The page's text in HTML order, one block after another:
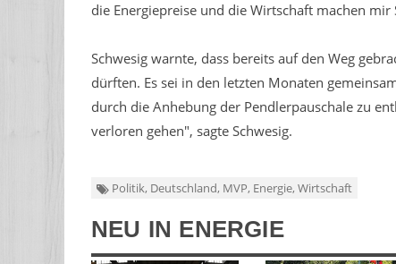
die Energiepreise und die Wirtschaft machen mir
Schwesig warnte, dass bereits auf den Weg
dürften. Es sei in den letzten Monaten
durch die Anhebung der Pendlerpauschale zu
verloren gehen", sagte Schwesig.
Politik, Deutschland, MVP, Energie, Wirtschaft
NEU IN ENERGIE